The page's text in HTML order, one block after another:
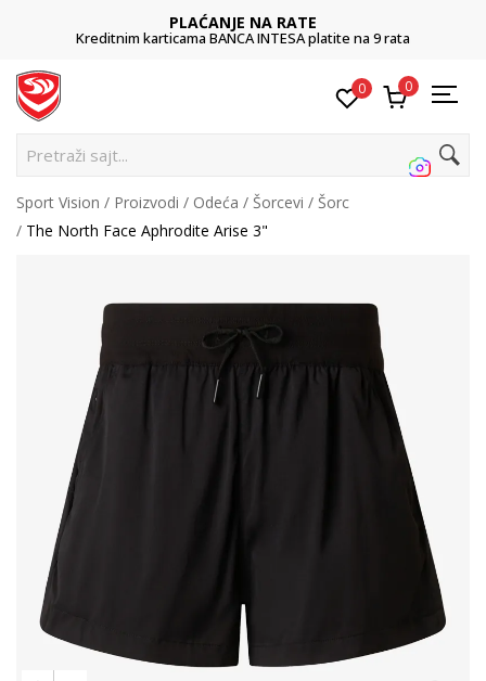
PLAĆANJE NA RATE
Kreditnim karticama BANCA INTESA platite na 9 rata
0 0
Pretraži sajt...
Sport Vision Proizvodi Odeća Šorcevi
Šorc
The North Face Aphrodite Arise 3"